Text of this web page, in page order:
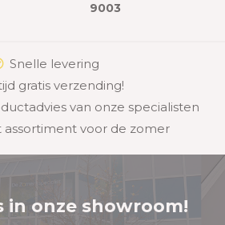
9003
Snelle levering
gratis verzending!
van onze specialisten
voor de zomer
in onze showroom!